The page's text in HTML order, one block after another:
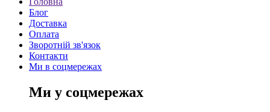
Блог
Доставка
Оплата
Зворотній зв'язок
Контакти
Ми в соцмережах
Ми у соцмережах